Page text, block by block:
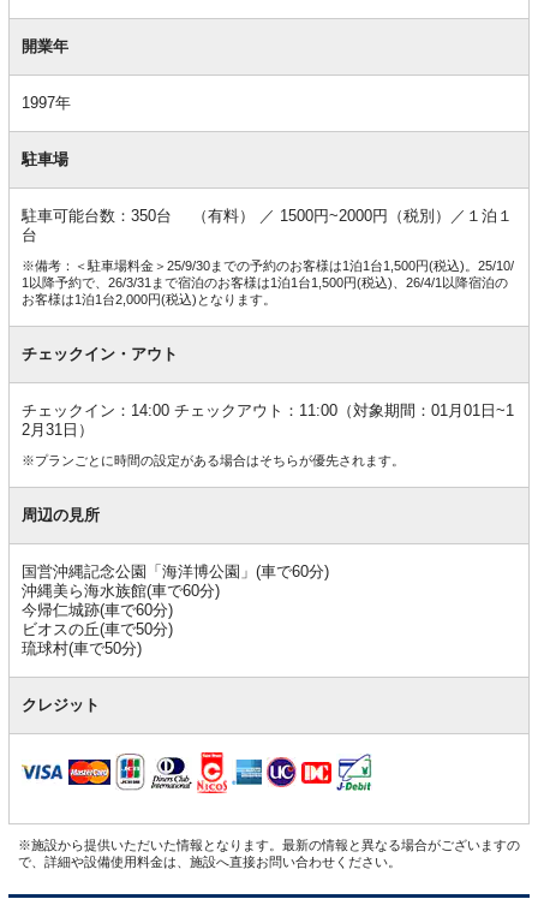
開業年
1997年
駐車場
駐車可能台数：350台 （有料） ／ 1500円~2000円（税別）／１泊１
台
※備考：＜駐車場料金＞25/9/30までの予約のお客様は1泊1台1,500円(税込)。25/10/
1以降予約で、26/3/31まで宿泊のお客様は1泊1台1,500円(税込)、26/4/1以降宿泊の
お客様は1泊1台2,000円(税込)となります。
チェックイン・アウト
チェックイン：14:00 チェックアウト：11:00（対象期間：01月01日~1
2月31日）
※プランごとに時間の設定がある場合はそちらが優先されます。
周辺の見所
国営沖縄記念公園「海洋博公園」(車で60分)
沖縄美ら海水族館(車で60分)
今帰仁城跡(車で60分)
ビオスの丘(車で50分)
琉球村(車で50分)
クレジット
※施設から提供いただいた情報となります。最新の情報と異なる場合がございますの
で、詳細や設備使用料金は、施設へ直接お問い合わせください。